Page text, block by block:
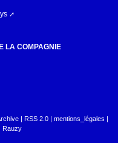
LA COMPAGNIE
| RSS 2.0 | mentions_légales |
Rauzy